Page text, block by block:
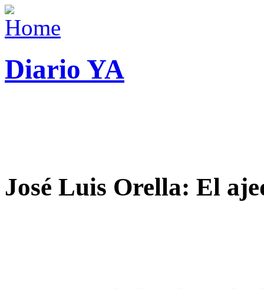
Diario YA
José Luis Orella: El